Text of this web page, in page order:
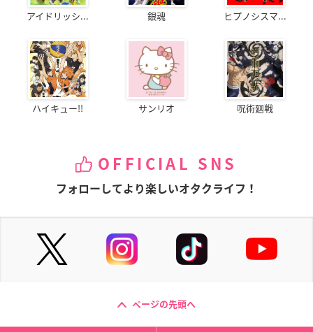
アイドリッシ... 銀魂 ヒプノシスマ...
ハイキュー!! サンリオ 呪術廻戦
OFFICIAL SNS
フォローしてより楽しいオタクライフ！
ページの先頭へ